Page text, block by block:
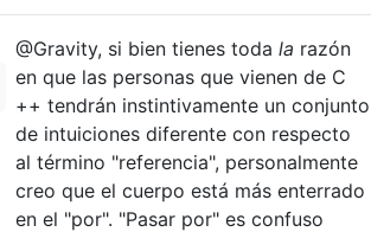
@Gravity, si bien tienes toda la razón
en que las personas que vienen de C
++ tendrán instintivamente un conjunto
de intuiciones diferente con respecto
al término "referencia", personalmente
creo que el cuerpo está más enterrado
en el "por". "Pasar por" es confuso